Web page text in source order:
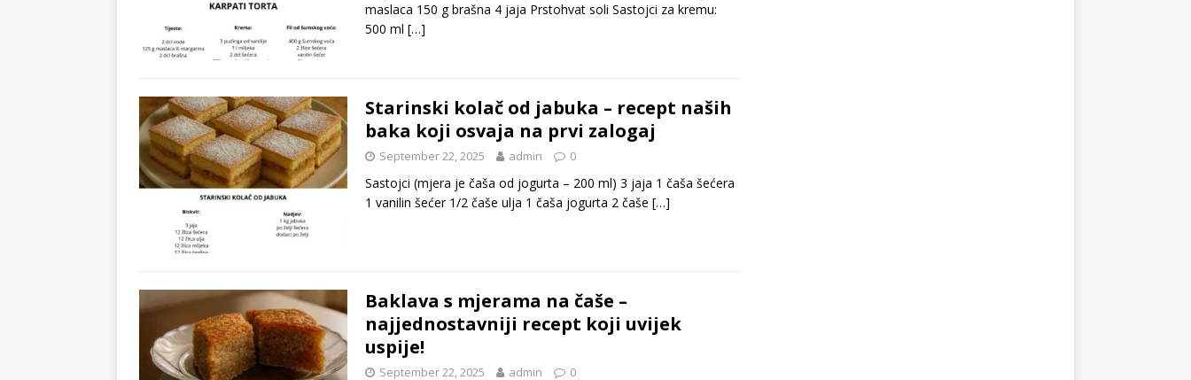
maslaca 150 g brašna 4 jaja Prstohvat soli Sastojci za kremu:
500 ml […]
Starinski kolač od jabuka – recept naših
baka koji osvaja na prvi zalogaj
September 22, 2025 admin 0
Sastojci (mjera je čaša od jogurta – 200 ml) 3 jaja 1 čaša šećera
1 vanilin šećer 1/2 čaše ulja 1 čaša jogurta 2 čaše […]
Baklava s mjerama na čaše –
najjednostavniji recept koji uvijek
uspije!
September 22, 2025 admin 0